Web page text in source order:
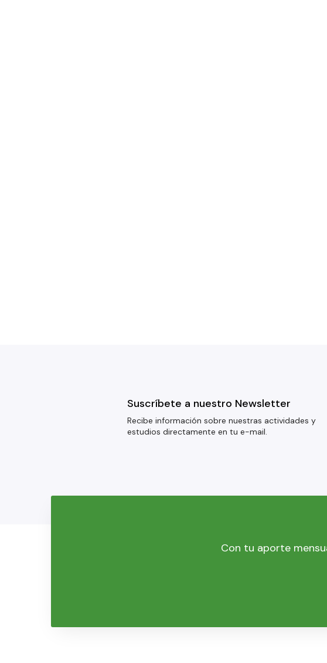
Suscríbete a nuestro Newsletter
Recibe información sobre nuestras actividades y
estudios directamente en tu e-mail.
Con tu aporte